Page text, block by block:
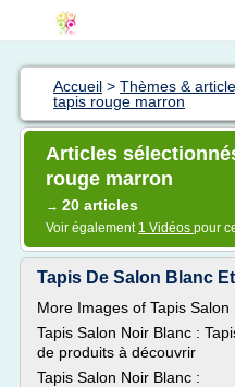
Accueil > Thèmes &
tapis rouge marron
Articles
rouge marron
→ 20 articles
Voir également 1 Vidéos pour
Tapis De Salon Blanc
More Images of Tapis Salon
Tapis Salon Noir Blanc :
de produits à découvrir
Tapis Salon Noir Blanc :